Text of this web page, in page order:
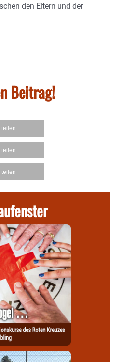
den Eltern und der
Beitrag!
teilen
teilen
teilen